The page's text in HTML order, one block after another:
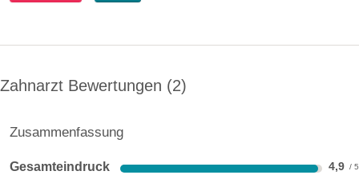
Zahnarzt Bewertungen 2
Zusammenfassung
Gesamteindruck 4,9